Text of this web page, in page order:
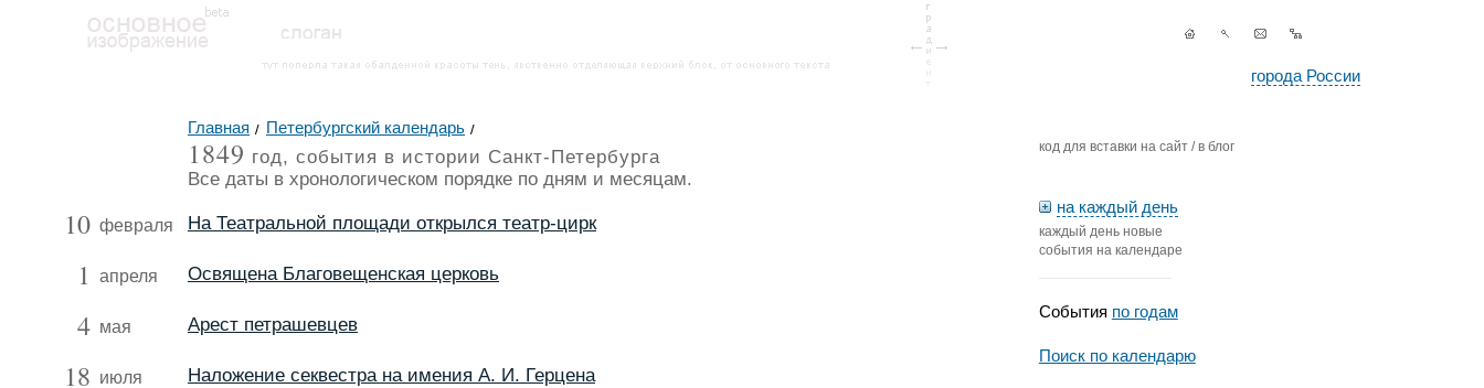
города России
код для вставки на сайт / в блог
на каждый день
каждый день новые
события на календаре
События по годам
Поиск по календарю
Главная Петербургский календарь
1849 год, события в истории Санкт-Петербурга
Все даты в хронологическом порядке по дням и месяцам.
10 февраля На Театральной площади открылся театр-цирк
1 апреля Освящена Благовещенская церковь
4 мая Арест петрашевцев
18 июля Наложение секвестра на имения А. И. Герцена